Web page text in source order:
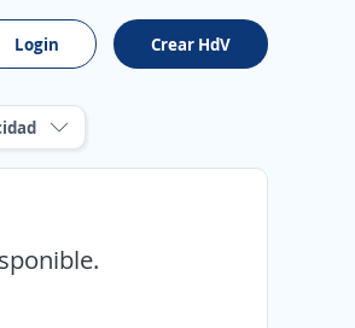
Login Crear HdV